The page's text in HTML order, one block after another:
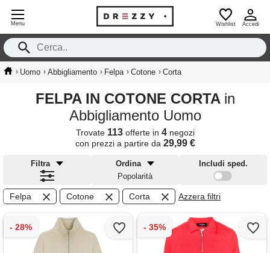
Menu Wishlist Accedi
› Uomo › Abbigliamento › Felpa › Cotone › Corta
FELPA IN COTONE CORTA in
Abbigliamento Uomo
Trovate 113offerte in 4negozi
con prezzi a partire da 29,99 €
Filtra
Ordina
Popolarità
Includi sped.
Felpa Cotone Corta Azzera filtri